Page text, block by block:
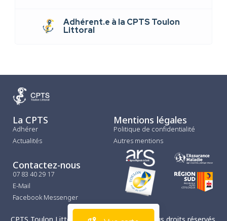
Adhérent.e à la CPTS Toulon
Littoral
La CPTS
Adhérer
Actualités
Mentions légales
Politique de confidentialité
Autres mentions
Contactez-nous
07 83 40 29 17
E-Mail
Facebook Messenger